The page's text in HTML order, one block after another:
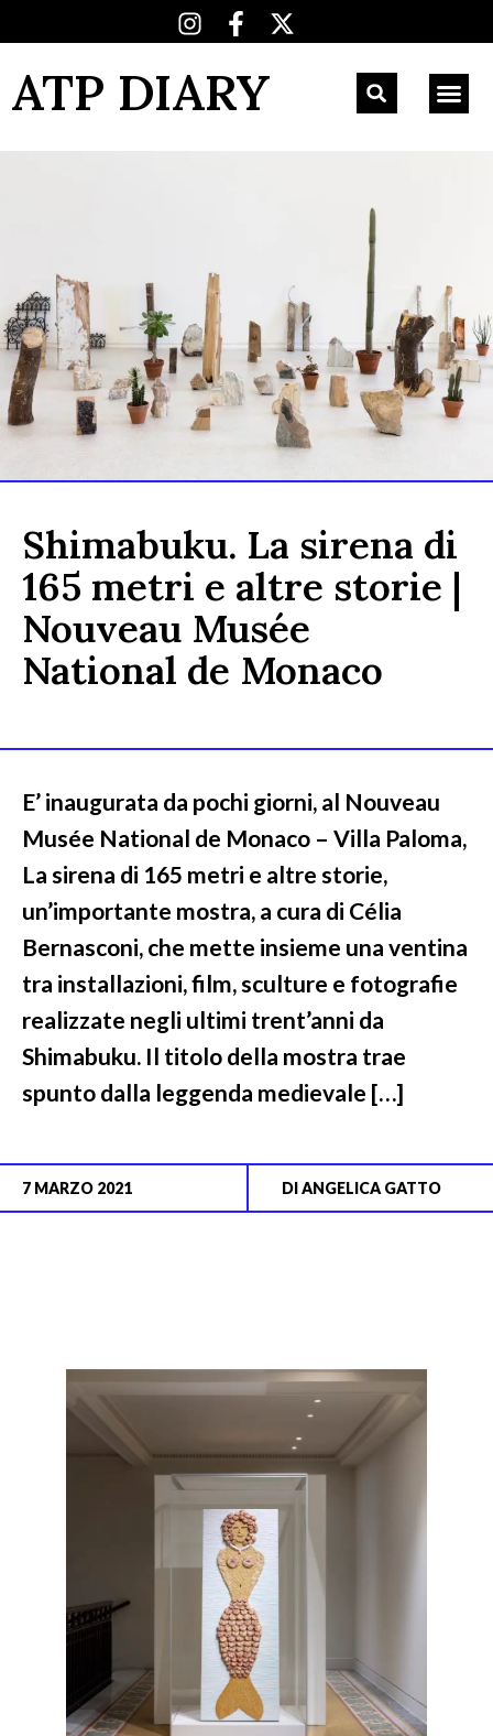
ATP DIARY
Shimabuku. La sirena di
165 metri e altre storie |
Nouveau Musée
National de Monaco
E’ inaugurata da pochi giorni, al Nouveau
Musée National de Monaco – Villa Paloma,
La sirena di 165 metri e altre storie,
un’importante mostra, a cura di Célia
Bernasconi, che mette insieme una ventina
tra installazioni, film, sculture e fotografie
realizzate negli ultimi trent’anni da
Shimabuku. Il titolo della mostra trae
spunto dalla leggenda medievale […]
7 MARZO 2021 DIANGELICA GATTO